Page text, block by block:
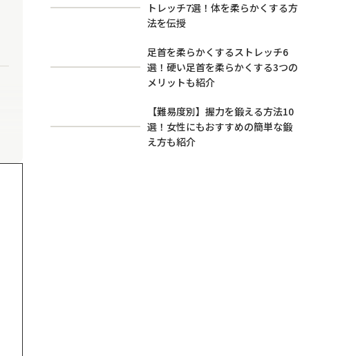
トレッチ7選！体を柔らかくする方
法を伝授
足首を柔らかくするストレッチ6
選！硬い足首を柔らかくする3つの
メリットも紹介
【難易度別】握力を鍛える方法10
選！女性にもおすすめの簡単な鍛
え方も紹介